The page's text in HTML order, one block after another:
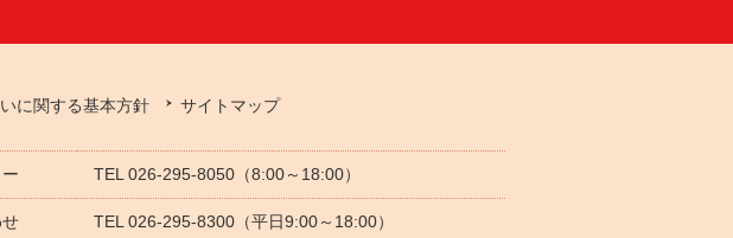
に関する基本方針 サイトマップ
TEL 026-295-8050（8:00～18:00）
TEL 026-295-8300（平日9:00～18:00）